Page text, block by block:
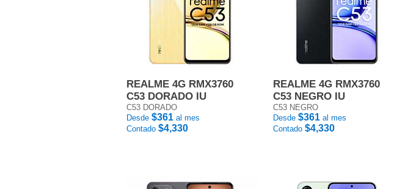
REALME 4G RMX3760
C53 DORADO IU
C53 DORADO
Desde $361 al mes
Contado $4,330
REALME 4G RMX3760
C53 NEGRO IU
C53 NEGRO
Desde $361 al mes
Contado $4,330